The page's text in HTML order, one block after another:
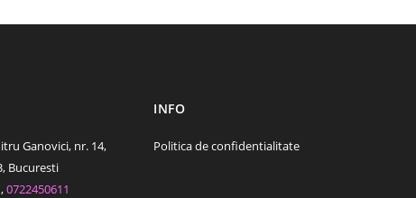
Ganovici, nr. 14,
Bucuresti
,0722450611
INFO
Politica de confidentialitate